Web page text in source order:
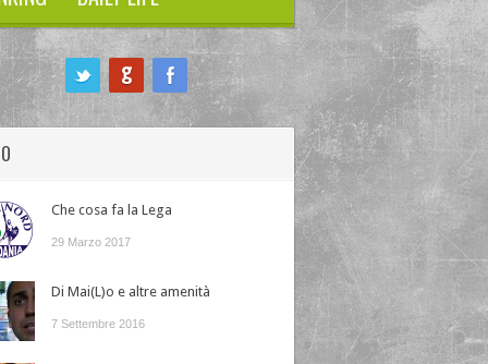
Che cosa fa la Lega
29 Marzo 2017
Di Mai(L)o e altre amenità
7 Settembre 2016